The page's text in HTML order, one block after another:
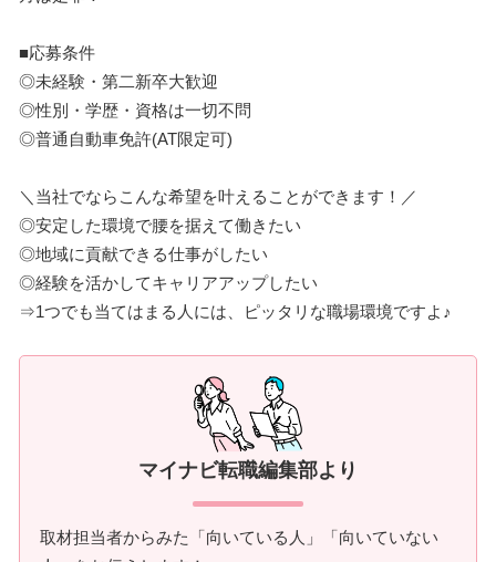
■応募条件
◎未経験・第二新卒大歓迎
◎性別・学歴・資格は一切不問
◎普通自動車免許(AT限定可)
＼当社でならこんな希望を叶えることができます！／
◎安定した環境で腰を据えて働きたい
◎地域に貢献できる仕事がしたい
◎経験を活かしてキャリアアップしたい
⇒1つでも当てはまる人には、ピッタリな職場環境ですよ♪
マイナビ転職編集部より
取材担当者からみた「向いている人」「向いていない